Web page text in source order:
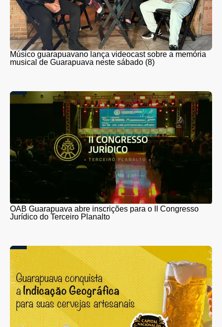
Músico guarapuavano lança videocast sobre a memória
musical de Guarapuava neste sábado (8)
OAB Guarapuava abre inscrições para o II Congresso
Jurídico do Terceiro Planalto